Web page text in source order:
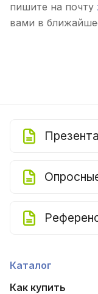
пишите на почту
вами в
Каталог
Как купить